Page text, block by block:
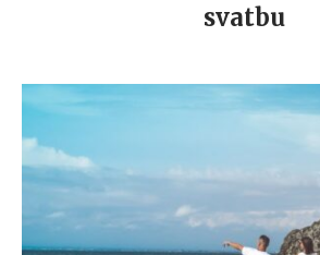
svatbu